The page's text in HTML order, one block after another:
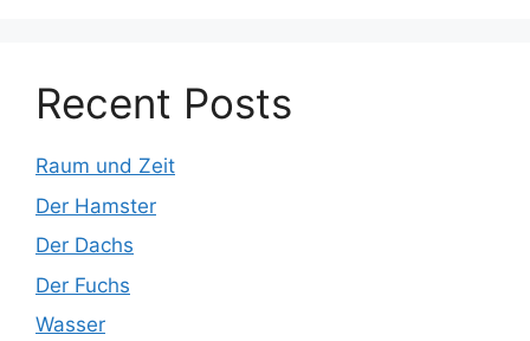
Recent Posts
Raum und Zeit
Der Hamster
Der Dachs
Der Fuchs
Wasser